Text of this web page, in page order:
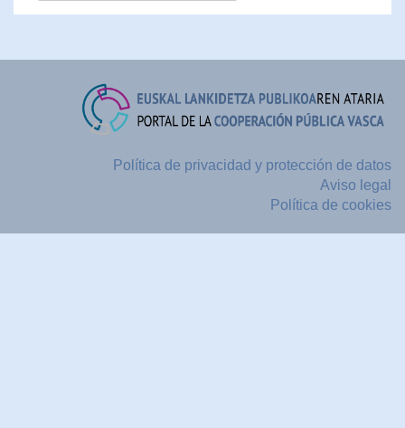
Política de privacidad y protección de datos
Aviso legal
Política de cookies